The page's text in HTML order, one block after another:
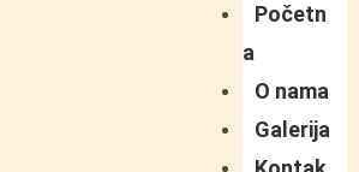
Početn
a
O nama
Galerija